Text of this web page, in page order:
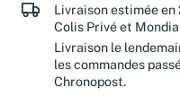
Livraison estimée en
Colis Privé et
Livraison le
les commandes
Chronopost.